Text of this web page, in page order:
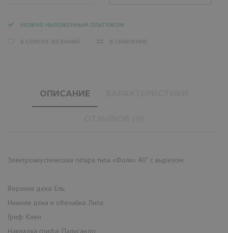
МОЖНО НАЛОЖЕННЫМ ПЛАТЕЖОМ
ОПИСАНИЕ
Электроакустическая гитара типа «Фолк» 40” с вырезом
Верхняя дека: Ель
Нижняя дека и обечайка: Липа
Гриф: Клен
Накладка грифа: Палисандр